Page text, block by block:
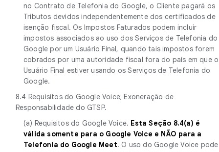
no Contrato de Telefonia do Google, o Cliente pagará os
Tributos devidos independentemente dos certificados de
isenção fiscal. Os Impostos Faturados podem incluir
impostos associados ao uso dos Serviços de Telefonia do
Google por um Usuário Final, quando tais impostos forem
cobrados por uma autoridade fiscal fora do país em que o
Usuário Final estiver usando os Serviços de Telefonia do
Google.
8.4 Requisitos do Google Voice; Exoneração de
Responsabilidade do GTSP.
(a) Requisitos do Google Voice. Esta Seção 8.4(a) é
válida somente para o Google Voice e NÃO para a
Telefonia do Google Meet. O uso do Google Voice pode